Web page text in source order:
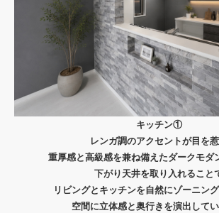
キッチン①
レンガ調のアクセントが目を惹
重厚感と高級感を兼ね備えたダークモダ
下がり天井を取り入れること
リビングとキッチンを自然にゾーニング
空間に立体感と奥行きを演出してい